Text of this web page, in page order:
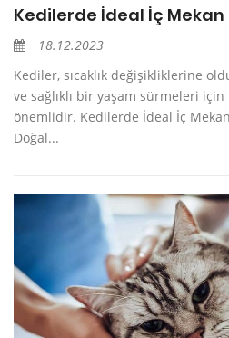
Kedilerde İdeal İç Mekan
18.12.2023
Kediler, sıcaklık değişikliklerine
ve sağlıklı bir yaşam sürmeleri için
önemlidir. Kedilerde İdeal İç Mekan
Doğal...